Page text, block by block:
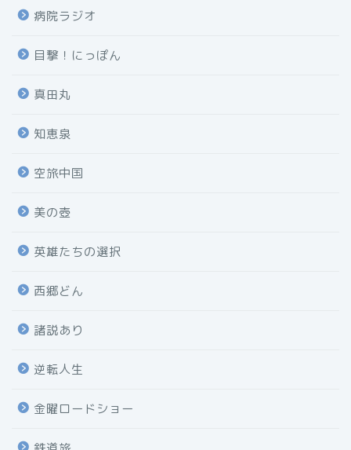
病院ラジオ
目撃！にっぽん
真田丸
知恵泉
空旅中国
美の壺
英雄たちの選択
西郷どん
諸説あり
逆転人生
金曜ロードショー